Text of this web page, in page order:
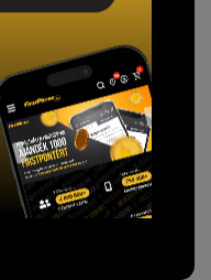
kódot
minden tartós
ingyenes